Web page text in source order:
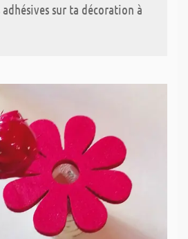
sur ta décoration à